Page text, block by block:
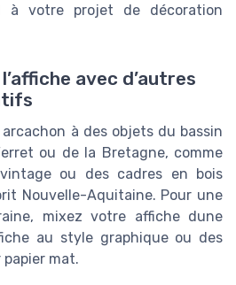
à votre projet de décoration
avec d’autres
à des objets du bassin
ou de la Bretagne, comme
ou des cadres en bois
Nouvelle-Aquitaine. Pour une
mixez votre affiche dune
au style graphique ou des
mat.